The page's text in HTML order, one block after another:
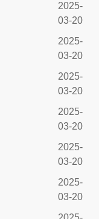
2025-
03-20
2025-
03-20
2025-
03-20
2025-
03-20
2025-
03-20
2025-
03-20